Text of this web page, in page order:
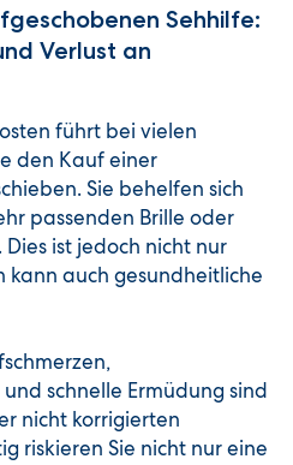
Sehhilfe:
Verlust an
führt bei vielen
den Kauf einer
Sie behelfen sich
passenden Brille oder
ist jedoch nicht nur
auch gesundheitliche
schnelle Ermüdung sind
nicht korrigierten
riskieren Sie nicht nur eine